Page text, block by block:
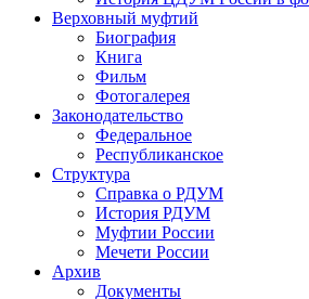
Верховный муфтий
Биография
Книга
Фильм
Фотогалерея
Законодательство
Федеральное
Республиканское
Структура
Справка о РДУМ
История РДУМ
Муфтии России
Мечети России
Архив
Документы